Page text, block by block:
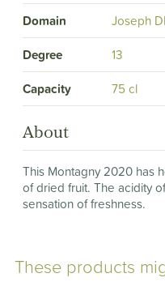
Domain
Joseph
Degree
13
Capacity
75 cl
About
This Montagny 2020 has
of dried fruit. The acidity
sensation of freshness.
These products